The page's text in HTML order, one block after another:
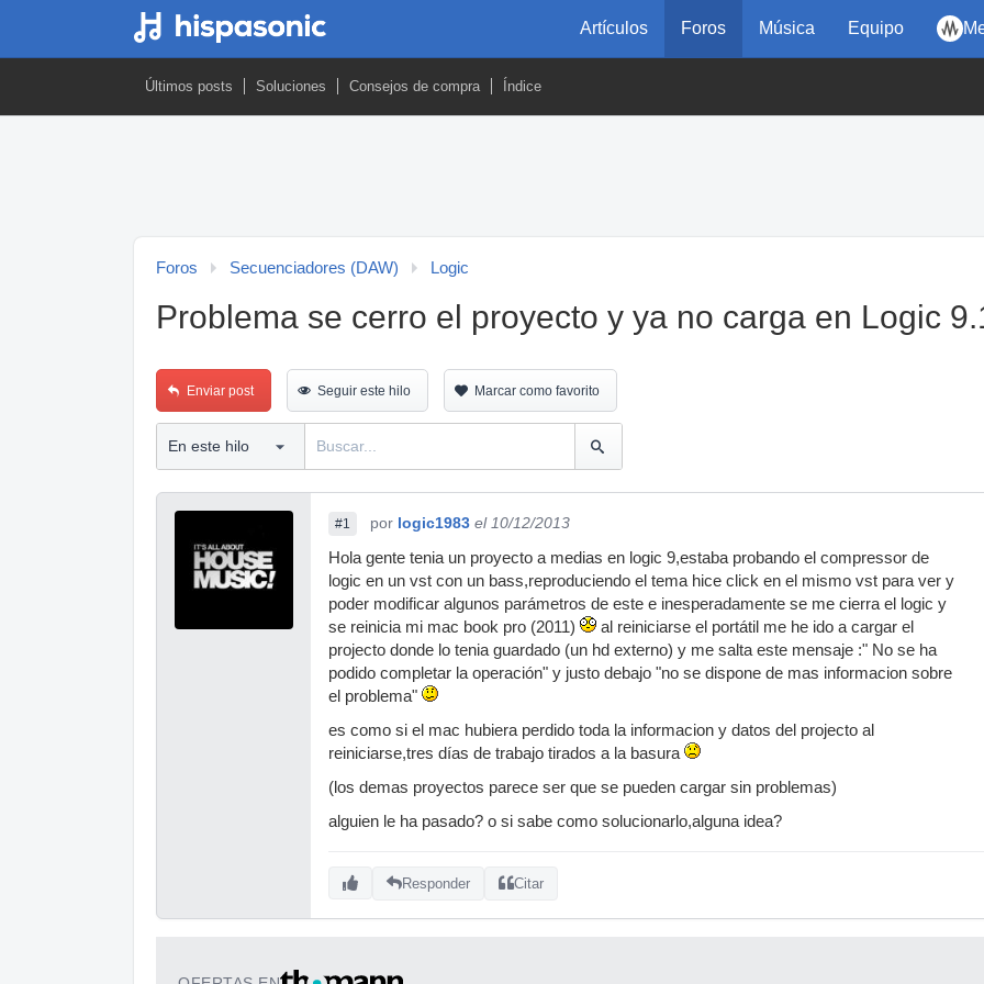
Artículos Foros Música Equipo
Últimos posts Soluciones Consejos de compra Índice
Foros Secuenciadores (DAW) Logic
Problema se cerro el proyecto y ya no carga en Logic
Enviar post Seguir este hilo Marcar como favorito
#1 por logic1983 el 10/12/2013
Hola gente tenia un proyecto a medias en logic 9,estaba probando el compressor de
logic en un vst con un bass,reproduciendo el tema hice click en el mismo vst para ver y
poder modificar algunos parámetros de este e inesperadamente se me cierra el logic y
se reinicia mi mac book pro (2011)
al reiniciarse el portátil me he ido a cargar el
projecto donde lo tenia guardado (un hd externo) y me salta este mensaje :" No se ha
podido completar la operación" y justo debajo "no se dispone de mas informacion sobre
el problema"
es como si el mac hubiera perdido toda la informacion y datos del projecto al
reiniciarse,tres días de trabajo tirados a la basura
(los demas proyectos parece ser que se pueden cargar sin problemas)
alguien le ha pasado? o si sabe como solucionarlo,alguna idea?
Responder Citar